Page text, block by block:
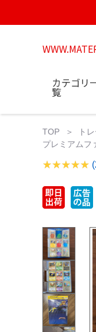
カテゴリ
覧
TOP ト
プレミアムフ